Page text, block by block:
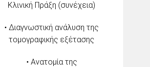
Κλινική Πράξη (συνέχεια)
• Διαγνωστική ανάλυση της
τομογραφικής εξέτασης
• Ανατομία της